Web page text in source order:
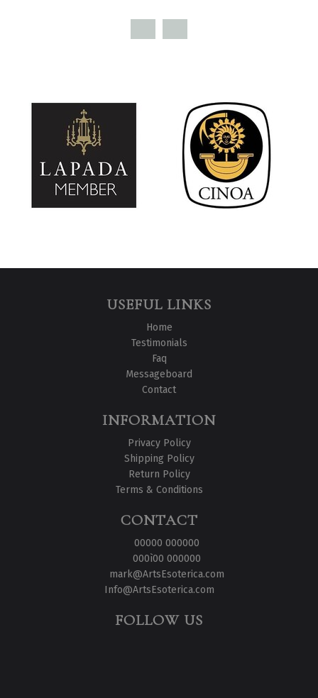
USEFUL LINKS
Home
Testimonials
Faq
Messageboard
Contact
INFORMATION
Privacy Policy
Shipping Policy
Return Policy
Terms & Conditions
CONTACT
00000 000000
000ì00 000000
mark@ArtsEsoterica.com
Info@ArtsEsoterica.com
FOLLOW US